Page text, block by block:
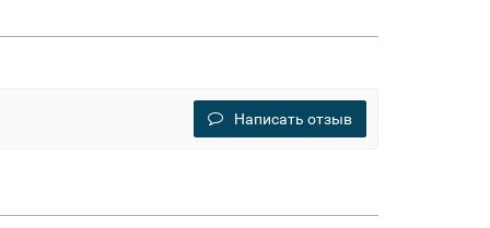
Написать отзыв